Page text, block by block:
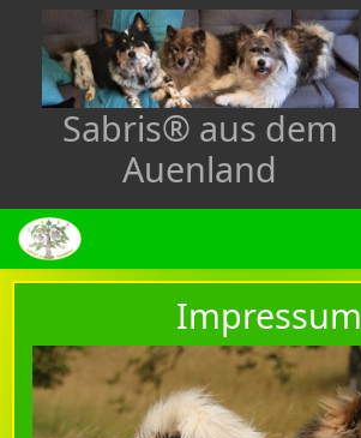
Sabris® aus dem
Auenland
Impressum